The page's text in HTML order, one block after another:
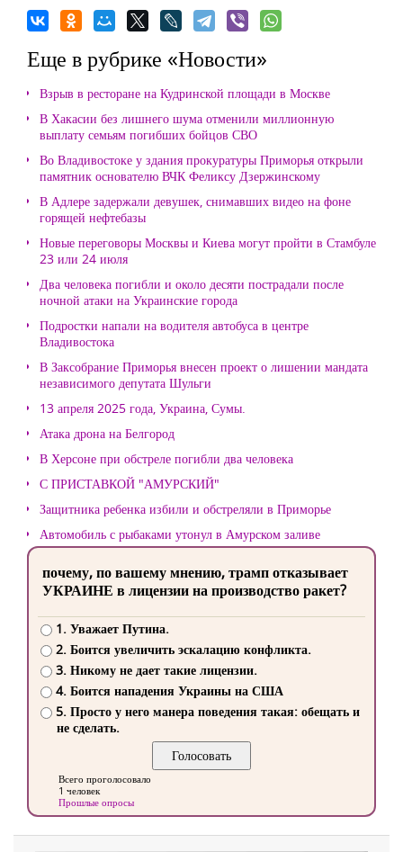
Еще в рубрике «Новости»
Взрыв в ресторане на Кудринской площади в Москве
В Хакасии без лишнего шума отменили миллионную
выплату семьям погибших бойцов СВО
Во Владивостоке у здания прокуратуры Приморья открыли
памятник основателю ВЧК Феликсу Дзержинскому
В Адлере задержали девушек, снимавших видео на фоне
горящей нефтебазы
Новые переговоры Москвы и Киева могут пройти в Стамбуле
23 или 24 июля
Два человека погибли и около десяти пострадали после
ночной атаки на Украинские города
Подростки напали на водителя автобуса в центре
Владивостока
В Заксобрание Приморья внесен проект о лишении мандата
независимого депутата Шульги
13 апреля 2025 года, Украина, Сумы.
Атака дрона на Белгород
В Херсоне при обстреле погибли два человека
С ПРИСТАВКОЙ "АМУРСКИЙ"
Защитника ребенка избили и обстреляли в Приморье
Автомобиль с рыбаками утонул в Амурском заливе
почему, по вашему мнению, трамп отказывает
УКРАИНЕ в лицензии на производство ракет?
1. Уважает Путина.
2. Боится увеличить эскалацию конфликта.
3. Никому не дает такие лицензии.
4. Боится нападения Украины на США
5. Просто у него манера поведения такая: обещать и
не сделать.
Всего проголосовало
1 человек
Прошлые опросы